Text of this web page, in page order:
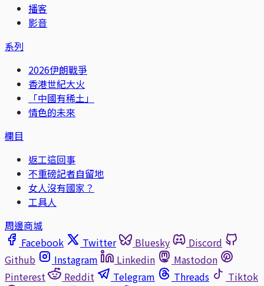
播客
影音
系列
2026伊朗戰爭
香港世紀大火
「中國有稀土」
情色的未來
欄目
返工這回事
不重磅記者自留地
女人沒有國家？
工具人
周邊商城
Facebook
Twitter Bluesky
Discord
Github
Instagram Linkedin
Mastodon
Pinterest
Reddit Telegram Threads
Tiktok